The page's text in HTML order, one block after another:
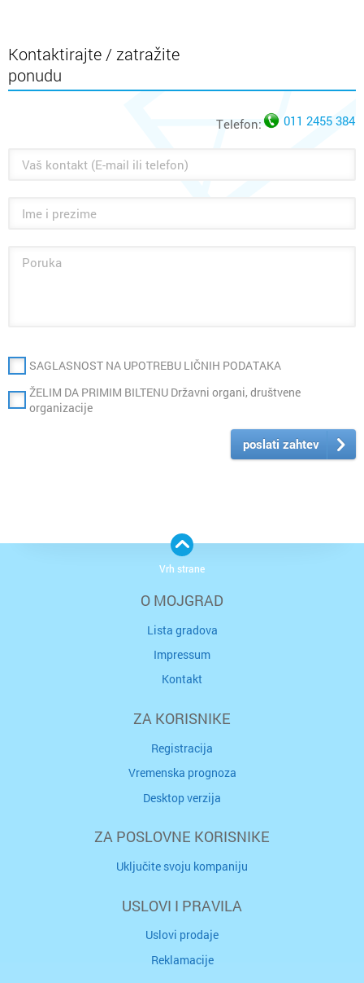
Kontaktirajte / zatražite
ponudu
Telefon: 011 2455 384
SAGLASNOST NA UPOTREBU LIČNIH PODATAKA
ŽELIM DA PRIMIM BILTENU Državni organi, društvene
organizacije
poslati zahtev
O MOJGRAD
Lista gradova
Impressum
Kontakt
ZA KORISNIKE
Registracija
Vremenska prognoza
Desktop verzija
ZA POSLOVNE KORISNIKE
Uključite svoju kompaniju
USLOVI I PRAVILA
Uslovi prodaje
Reklamacije
Vrh strane